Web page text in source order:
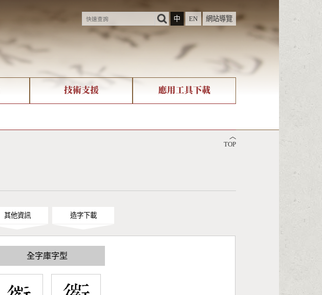
中
EN 網站導覽
技術支援 應用工具下載
︿
TOP
其他資訊 造字下載
全字庫字型